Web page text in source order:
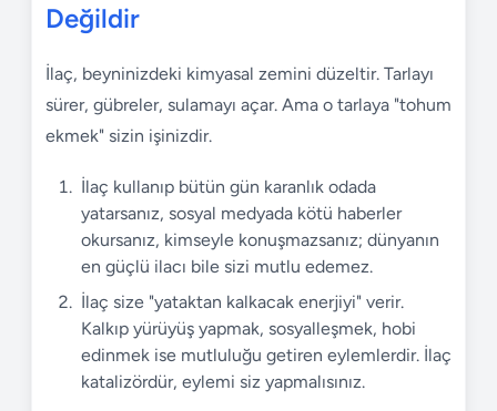
Değildir
İlaç, beyninizdeki kimyasal zemini düzeltir. Tarlayı
sürer, gübreler, sulamayı açar. Ama o tarlaya "tohum
ekmek" sizin işinizdir.
İlaç kullanıp bütün gün karanlık odada
yatarsanız, sosyal medyada kötü haberler
okursanız, kimseyle konuşmazsanız; dünyanın
en güçlü ilacı bile sizi mutlu edemez.
İlaç size "yataktan kalkacak enerjiyi" verir.
Kalkıp yürüyüş yapmak, sosyalleşmek, hobi
edinmek ise mutluluğu getiren eylemlerdir. İlaç
katalizördür, eylemi siz yapmalısınız.